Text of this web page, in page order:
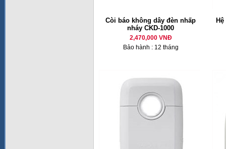
Còi báo không dây đèn nhấp
nháy CKD-1000
2,470,000 VNĐ
Bảo hành : 12 tháng